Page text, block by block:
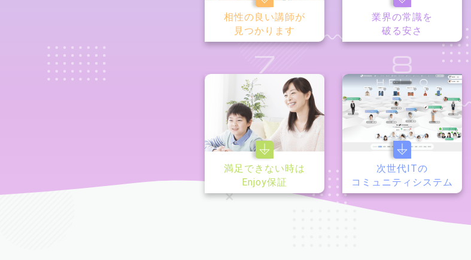
相性の良い講師が
見つかります
業界の常識を
破る安さ
7
満足できない時は
Enjoy保証
8
次世代ITの
コミュニティシステム